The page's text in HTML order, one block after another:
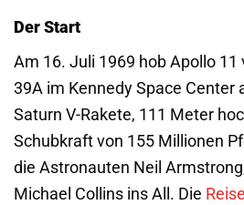
Der Start
Am 16. Juli 1969 hob Apollo
39A im Kennedy Space Center
Saturn V-Rakete, 111 Meter
Schubkraft von 155 Millionen
die Astronauten Neil
Michael Collins ins All. Die Reise